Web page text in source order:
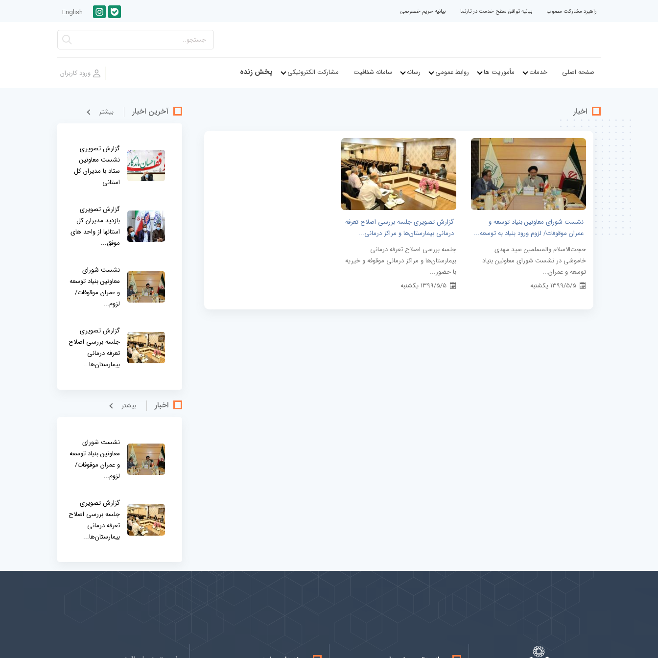
راهبرد مشارکت مصوب بیانیه توافق سطح خدمت در تارنما بیانیه حریم خصوصی English
صفحه اصلی خدمات مأموریت ها روابط عمومی رسانه سامانه شفافیت مشارکت الکترونیکی پخش زنده
اخبار
نشست شورای معاونین بنیاد توسعه و
عمران موقوفات/ لزوم ورود بنیاد به توسعه...
حجت‌الاسلام والمسلمین سید مهدی
خاموشی در نشست شورای معاونین بنیاد
توسعه و عمران...
1399/5/5 یکشنبه
گزارش تصویری جلسه بررسی اصلاح تعرفه
درمانی بیمارستان‌ها و مراکز درمانی...
جلسه بررسی اصلاح تعرفه درمانی
بیمارستان‌ها و مراکز درمانی موقوفه و خیریه
با حضور...
1399/5/5 یکشنبه
آخرین اخبار بيشتر
گزارش تصویری
نشست معاونین
ستاد با مدیران کل
استانی
گزارش تصویری
بازدید مدیران کل
استانها از واحد های
موفق...
نشست شورای
معاونین بنیاد توسعه
و عمران موقوفات/
لزوم...
گزارش تصویری
جلسه بررسی اصلاح
تعرفه درمانی
بیمارستان‌ها...
اخبار بيشتر
نشست شورای
معاونین بنیاد توسعه
و عمران موقوفات/
لزوم...
گزارش تصویری
جلسه بررسی اصلاح
تعرفه درمانی
بیمارستان‌ها...